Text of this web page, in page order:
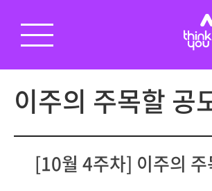
이주의 주목할 공
[10월 4주차] 이주의 주